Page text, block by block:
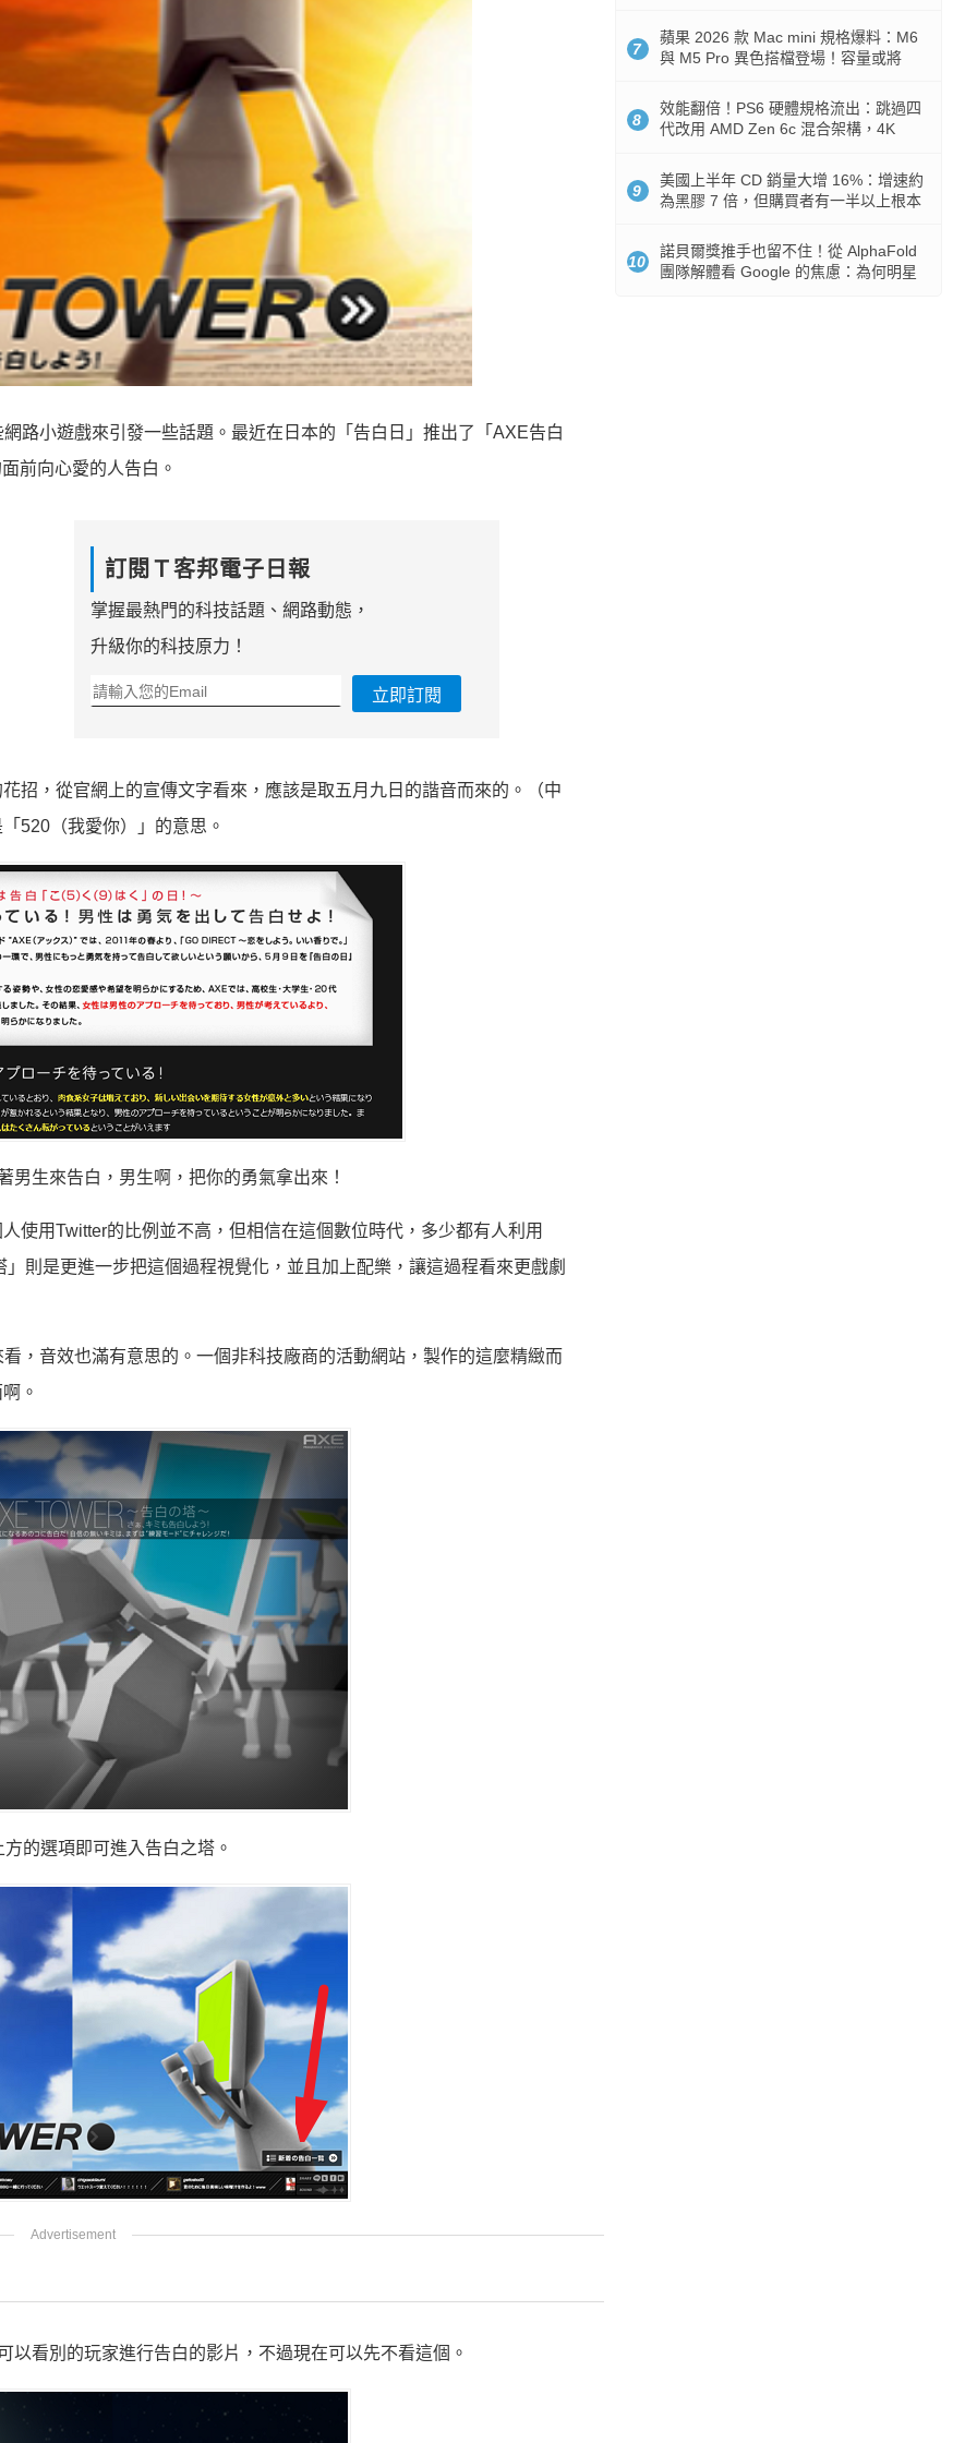
路小遊戲來引發一些話題。最近在日本的「告白日」推出了「AXE告白
前向心愛的人告白。
訂閱Ｔ客邦電子日報
掌握最熱門的科技話題、網路動態，
升級你的科技原力！
立即訂閱
招，從官網上的宣傳文字看來，應該是取五月九日的諧音而來的。（中
520（我愛你）」的意思。
生來告白，男生啊，把你的勇氣拿出來！
使用Twitter的比例並不高，但相信在這個數位時代，多少都有人利用
則是更進一步把這個過程視覺化，並且加上配樂，讓這過程看來更戲劇
，音效也滿有意思的。一個非科技廠商的活動網站，製作的這麼精緻而
。
的選項即可進入告白之塔。
看別的玩家進行告白的影片，不過現在可以先不看這個。
7
蘋果 2026 款 Mac mini 規格爆料：M6
與 M5 Pro 異色搭檔登場！容量或將
8
效能翻倍！PS6 硬體規格流出：跳過四
代改用 AMD Zen 6c 混合架構，4K
9
美國上半年 CD 銷量大增 16%：增速約
為黑膠 7 倍，但購買者有一半以上根本
10
諾貝爾獎推手也留不住！從 AlphaFold
團隊解體看 Google 的焦慮：為何明星